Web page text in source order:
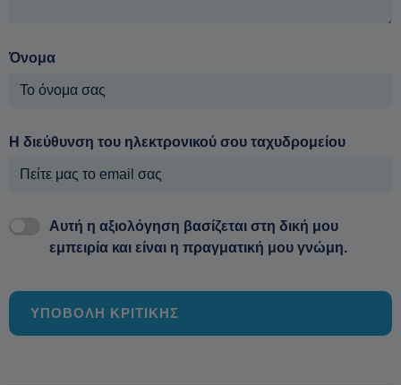
Όνομα
Η διεύθυνση του ηλεκτρονικού σου ταχυδρομείου
Αυτή η αξιολόγηση βασίζεται στη δική μου
εμπειρία και είναι η πραγματική μου γνώμη.
ΥΠΟΒΟΛΗ ΚΡΙΤΙΚΗΣ